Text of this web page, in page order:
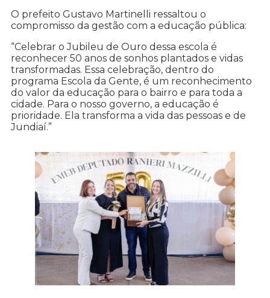
O prefeito Gustavo Martinelli ressaltou o
compromisso da gestão com a educação pública:
“Celebrar o Jubileu de Ouro dessa escola é
reconhecer 50 anos de sonhos plantados e vidas
transformadas. Essa celebração, dentro do
programa Escola da Gente, é um reconhecimento
do valor da educação para o bairro e para toda a
cidade. Para o nosso governo, a educação é
prioridade. Ela transforma a vida das pessoas e de
Jundiaí.”